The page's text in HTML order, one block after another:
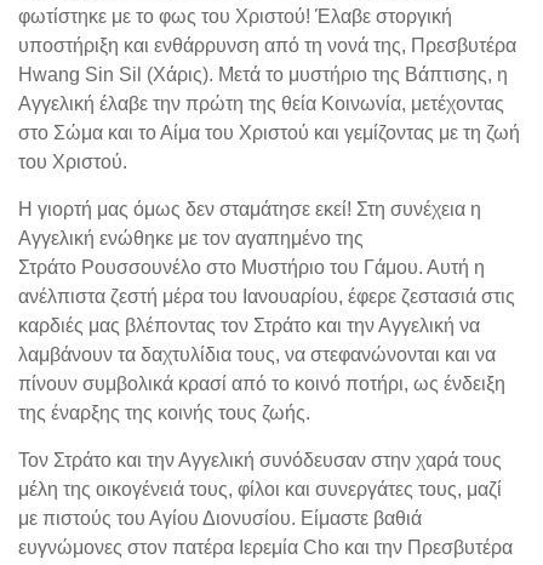
φωτίστηκε με το φως του Χριστού! Έλαβε στοργική
υποστήριξη και ενθάρρυνση από τη νονά της, Πρεσβυτέρα
Hwang Sin Sil (Χάρις). Μετά το μυστήριο της Βάπτισης, η
Αγγελική έλαβε την πρώτη της θεία Κοινωνία, μετέχοντας
στο Σώμα και το Αίμα του Χριστού και γεμίζοντας με τη ζωή
του Χριστού.
Η γιορτή μας όμως δεν σταμάτησε εκεί! Στη συνέχεια η
Αγγελική ενώθηκε με τον αγαπημένο της
Στράτο Ρουσσουνέλο στο Μυστήριο του Γάμου. Αυτή η
ανέλπιστα ζεστή μέρα του Ιανουαρίου, έφερε ζεστασιά στις
καρδιές μας βλέποντας τον Στράτο και την Αγγελική να
λαμβάνουν τα δαχτυλίδια τους, να στεφανώνονται και να
πίνουν συμβολικά κρασί από το κοινό ποτήρι, ως ένδειξη
της έναρξης της κοινής τους ζωής.
Τον Στράτο και την Αγγελική συνόδευσαν στην χαρά τους
μέλη της οικογένειά τους, φίλοι και συνεργάτες τους, μαζί
με πιστούς του Αγίου Διονυσίου. Είμαστε βαθιά
ευγνώμονες στον πατέρα Ιερεμία Cho και την Πρεσβυτέρα